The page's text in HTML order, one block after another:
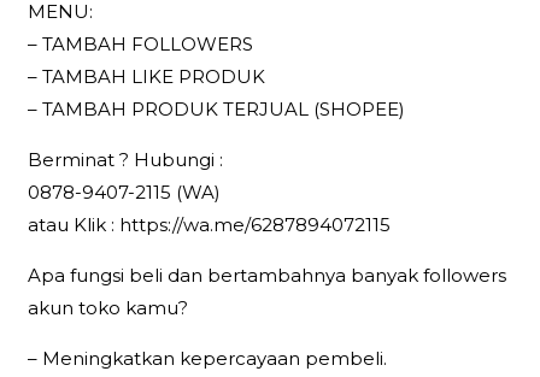
MENU:
– TAMBAH FOLLOWERS
– TAMBAH LIKE PRODUK
– TAMBAH PRODUK TERJUAL (SHOPEE)
Berminat ? Hubungi :
0878-9407-2115 (WA)
atau Klik : https://wa.me/6287894072115
Apa fungsi beli dan bertambahnya banyak followers
akun toko kamu?
– Meningkatkan kepercayaan pembeli.